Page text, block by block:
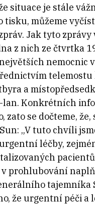
situace je stále
tisku, můžeme
Jak tyto zprávy
z nich ze čtvrtka
nemocnic
a
lan. Konkrétních
zato se dočteme, že,
„V tuto chvíli
léčby,
prohlubování
tajemníka
že urgentní péči a